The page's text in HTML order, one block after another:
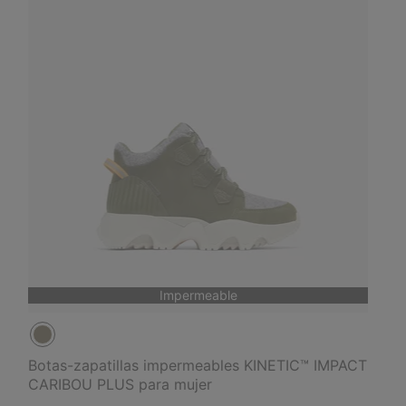
Impermeable
Botas-zapatillas impermeables KINETIC™ IMPACT
CARIBOU PLUS para mujer